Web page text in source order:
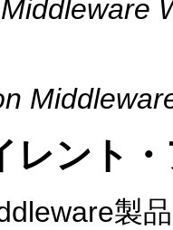
レント
製